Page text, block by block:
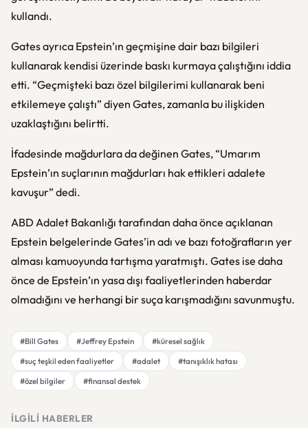
kullandı.
Gates ayrıca Epstein’ın geçmişine dair bazı bilgileri
kullanarak kendisi üzerinde baskı kurmaya çalıştığını iddia
etti. “Geçmişteki bazı özel bilgilerimi kullanarak beni
etkilemeye çalıştı” diyen Gates, zamanla bu ilişkiden
uzaklaştığını belirtti.
İfadesinde mağdurlara da değinen Gates, “Umarım
Epstein’ın suçlarının mağdurları hak ettikleri adalete
kavuşur” dedi.
ABD Adalet Bakanlığı tarafından daha önce açıklanan
Epstein belgelerinde Gates’in adı ve bazı fotoğrafların yer
alması kamuoyunda tartışma yaratmıştı. Gates ise daha
önce de Epstein’ın yasa dışı faaliyetlerinden haberdar
olmadığını ve herhangi bir suça karışmadığını savunmuştu.
#Bill Gates #Jeffrey Epstein
#küresel sağlık
#suç teşkil eden faaliyetler
#adalet
#tanışıklık hatası
#özel bilgiler
#finansal destek
İLGILI HABERLER